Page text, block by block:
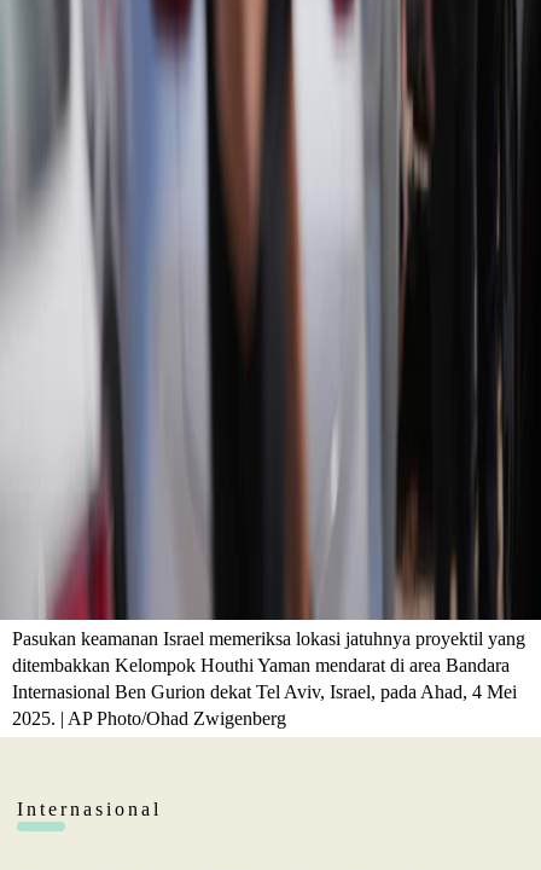
Pasukan keamanan Israel memeriksa lokasi jatuhnya proyektil yang
ditembakkan Kelompok Houthi Yaman mendarat di area Bandara
Internasional Ben Gurion dekat Tel Aviv, Israel, pada Ahad, 4 Mei
2025. | AP Photo/Ohad Zwigenberg
Internasional